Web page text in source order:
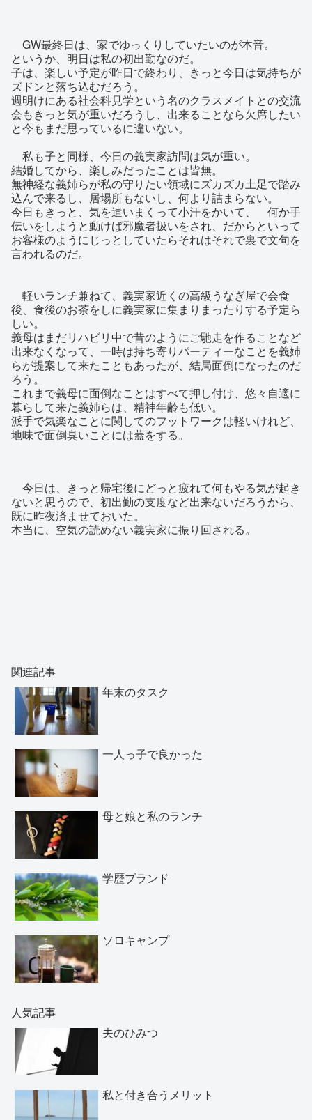
GW最終日は、家でゆっくりしていたいのが本音。
というか、明日は私の初出勤なのだ。
子は、楽しい予定が昨日で終わり、きっと今日は気持ちが
ズドンと落ち込むだろう。
週明けにある社会科見学という名のクラスメイトとの交流
会もきっと気が重いだろうし、出来ることなら欠席したい
と今もまだ思っているに違いない。
私も子と同様、今日の義実家訪問は気が重い。
結婚してから、楽しみだったことは皆無。
無神経な義姉らが私の守りたい領域にズカズカ土足で踏み
込んで来るし、居場所もないし、何より詰まらない。
今日もきっと、気を遣いまくって小汗をかいて、 何か手
伝いをしようと動けば邪魔者扱いをされ、だからといって
お客様のようにじっとしていたらそれはそれで裏で文句を
言われるのだ。
軽いランチ兼ねて、義実家近くの高級うなぎ屋で会食
後、食後のお茶をしに義実家に集まりまったりする予定ら
しい。
義母はまだリハビリ中で昔のようにご馳走を作ることなど
出来なくなって、一時は持ち寄りパーティーなことを義姉
らが提案して来たこともあったが、結局面倒になったのだ
ろう。
これまで義母に面倒なことはすべて押し付け、悠々自適に
暮らして来た義姉らは、精神年齢も低い。
派手で気楽なことに関してのフットワークは軽いけれど、
地味で面倒臭いことには蓋をする。
今日は、きっと帰宅後にどっと疲れて何もやる気が起き
ないと思うので、初出勤の支度など出来ないだろうから、
既に昨夜済ませておいた。
本当に、空気の読めない義実家に振り回される。
関連記事
年末のタスク
一人っ子で良かった
母と娘と私のランチ
学歴ブランド
ソロキャンプ
人気記事
夫のひみつ
私と付き合うメリット